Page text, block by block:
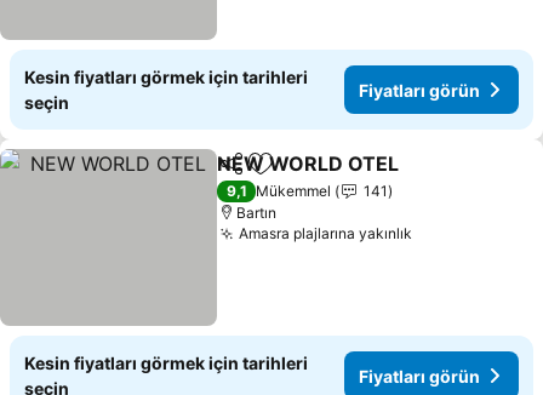
Kesin fiyatları görmek için tarihleri
seçin
Fiyatları görün
PaylaşFavorilerime ekle
NEW WORLD OTEL
9,1 Mükemmel
141
Bartın
Amasra plajlarına yakınlık
Kesin fiyatları görmek için tarihleri
seçin
Fiyatları görün